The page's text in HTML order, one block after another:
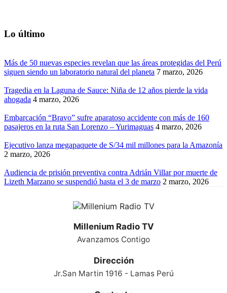
Lo último
Más de 50 nuevas especies revelan que las áreas protegidas del Perú
siguen siendo un laboratorio natural del planeta 7 marzo, 2026
Tragedia en la Laguna de Sauce: Niña de 12 años pierde la vida
ahogada 4 marzo, 2026
Embarcación “Bravo” sufre aparatoso accidente con más de 160
pasajeros en la ruta San Lorenzo – Yurimaguas 4 marzo, 2026
Ejecutivo lanza megapaquete de S/34 mil millones para la Amazonía
2 marzo, 2026
Audiencia de prisión preventiva contra Adrián Villar por muerte de
Lizeth Marzano se suspendió hasta el 3 de marzo 2 marzo, 2026
Millenium Radio TV
Avanzamos Contigo
Dirección
Jr.San Martin 1916 - Lamas Perú